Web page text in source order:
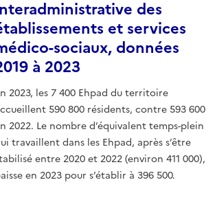
des
et services
sociaux, données
à 2023
2023, les 7 400 Ehpad du territoire
590 800 résidents, contre 593 600
2022. Le nombre d’équivalent temps-plein
travaillent dans les Ehpad, après s’être
entre 2020 et 2022 (environ 411 000),
en 2023 pour s’établir à 396 500.